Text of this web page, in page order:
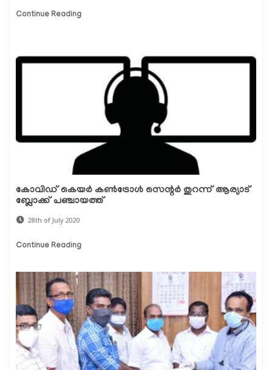
Continue Reading
കോവിഡ് കെയര്‍ കണ്‍ട്രോള്‍ സെന്റര്‍ തുറന്ന് ആര്യാട്
ബ്ലോക്ക് പഞ്ചായത്ത്
28th of July 2020
Continue Reading